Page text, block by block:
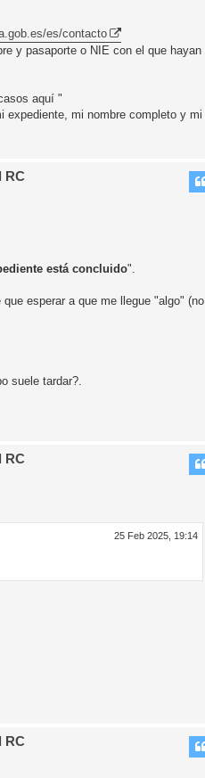
es/contacto
y pasaporte o NIE con el que hayan
aquí "
expediente, mi nombre completo y mi
RC
está concluido".
esperar a que me llegue "algo" (no
suele tardar?.
RC
25 Feb 2025, 19:14
RC